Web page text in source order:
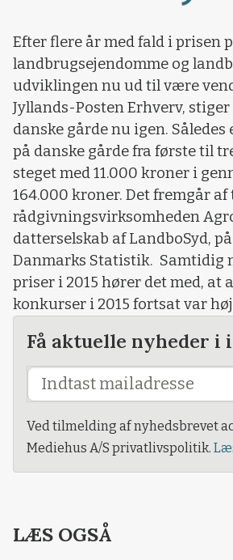
Efter flere år med fald i prisen
landbrugsejendomme og
udviklingen nu ud til være
Jyllands-Posten Erhverv,
danske gårde nu igen.
på danske gårde fra første til
steget med 11.000 kroner i
164.000 kroner. Det fremgår
rådgivningsvirksomheden
datterselskab af LandboSyd,
Danmarks Statistik. Samtidig
priser i 2015 hører det med, at
konkurser i 2015 fortsat var
Få aktuelle nyheder i
Ved tilmelding af nyhedsbrevet
Mediehus A/S privatlivspolitik.
LÆS OGSÅ